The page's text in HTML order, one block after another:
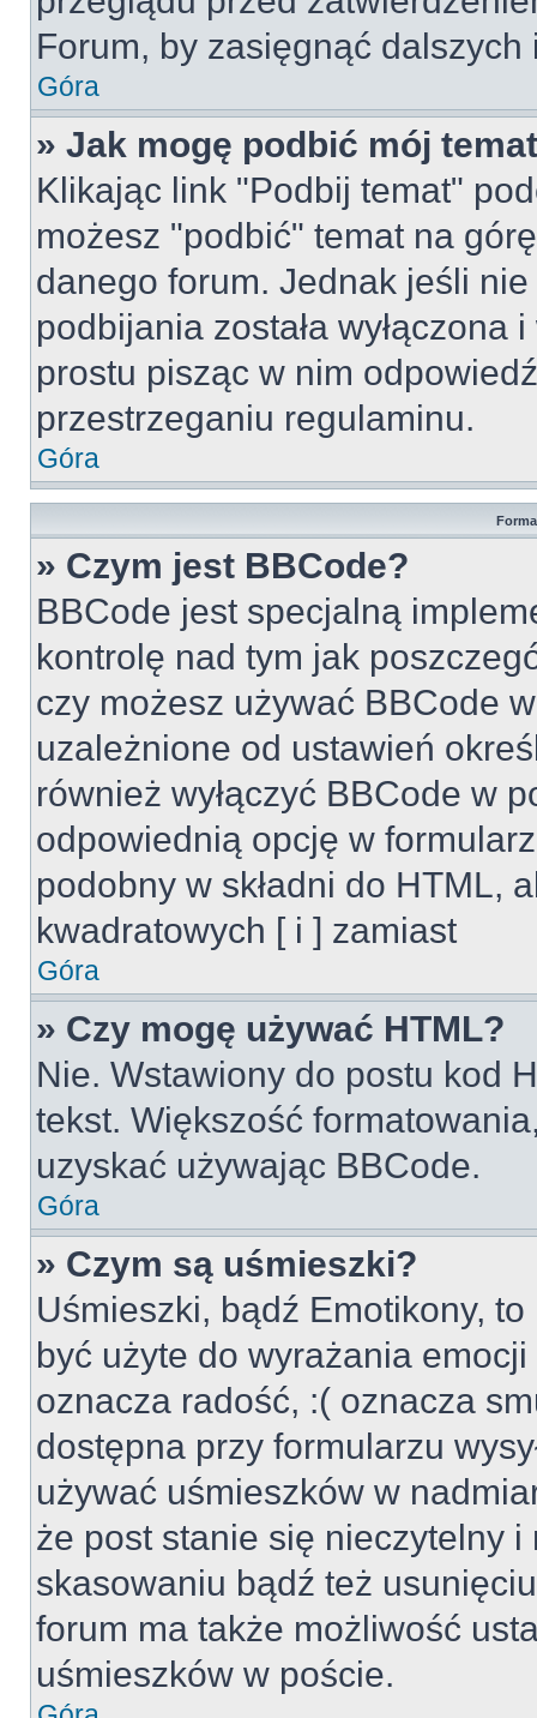
Forum, by zasięgnąć dalszych
Góra
» Jak mogę podbić mój
Klikając link "Podbij temat"
możesz "podbić" temat na
danego forum. Jednak jeśli
podbijania została
prostu pisząc w nim
przestrzeganiu regulaminu.
Góra
» Czym jest BBCode?
BBCode jest specjalną
kontrolę nad tym jak
czy możesz używać BBCode
uzależnione od ustawień
również wyłączyć BBCode w
odpowiednią opcję w
podobny w składni do HTML,
kwadratowych [ i ] zamiast
Góra
» Czy mogę używać HTML?
Nie. Wstawiony do postu kod
tekst. Większość
uzyskać używając BBCode.
Góra
» Czym są uśmieszki?
Uśmieszki, bądź Emotikony,
być użyte do wyrażania
oznacza radość, :( oznacza
dostępna przy formularzu
używać uśmieszków w
że post stanie się nieczytelny
skasowaniu bądź też
forum ma także możliwość
uśmieszków w poście.